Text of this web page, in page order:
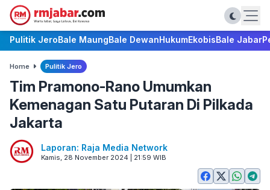
Pulitik JeroBale MaungBale DewanHukumEkobisBale Jabar
Home Pulitik Jero
Tim Pramono-Rano Umumkan
Kemenagan Satu Putaran Di Pilkada
Jakarta
Laporan: Raja Media Network
Kamis, 28 November 2024 | 21:59 WIB